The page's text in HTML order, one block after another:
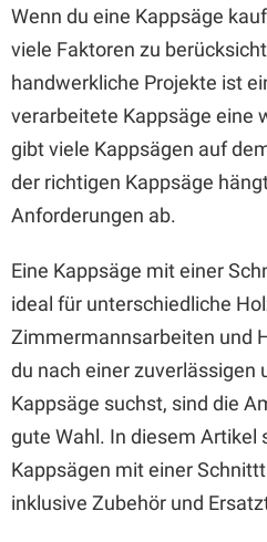
Wenn du eine Kappsäge
viele Faktoren zu
handwerkliche Projekte ist
verarbeitete Kappsäge eine
gibt viele Kappsägen auf
der richtigen Kappsäge
Anforderungen ab.
Eine Kappsäge mit einer
ideal für unterschiedliche
Zimmermannsarbeiten und
du nach einer zuverlässigen
Kappsäge suchst, sind die
gute Wahl. In diesem Artikel
Kappsägen mit einer
inklusive Zubehör und